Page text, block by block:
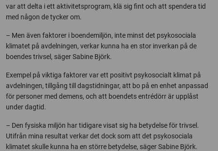
var att delta i ett aktivitetsprogram, klä sig fint och att spendera tid
med någon de tycker om.
– Men även faktorer i boendemiljön, inte minst det psykosociala
klimatet på avdelningen, verkar kunna ha en stor inverkan på de
boendes trivsel, säger Sabine Björk.
Exempel på viktiga faktorer var ett positivt psykosocialt klimat på
avdelningen, tillgång till dagstidningar, att bo på en enhet anpassad
för personer med demens, och att boendets entrédörr är upplåst
under dagtid.
– Den fysiska miljön har tidigare visat sig ha betydelse för trivsel.
Utifrån mina resultat verkar det dock som att det psykosociala
klimatet skulle kunna ha en större betydelse, säger Sabine Björk.